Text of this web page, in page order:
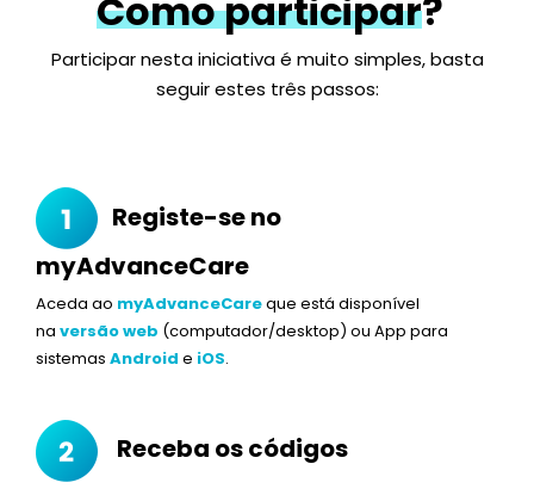
Como participar?
Participar nesta iniciativa é muito simples, basta
seguir estes três passos:
Registe-se no
myAdvanceCare
Aceda ao myAdvanceCareque está disponível
na versão web (computador/desktop) ou App para
sistemas Android e iOS.
Receba os códigos